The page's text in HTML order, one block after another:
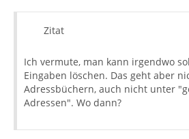
Zitat
Ich vermute, man kann irgendwo
Eingaben löschen. Das geht aber
Adressbüchern, auch nicht unter
Adressen". Wo dann?